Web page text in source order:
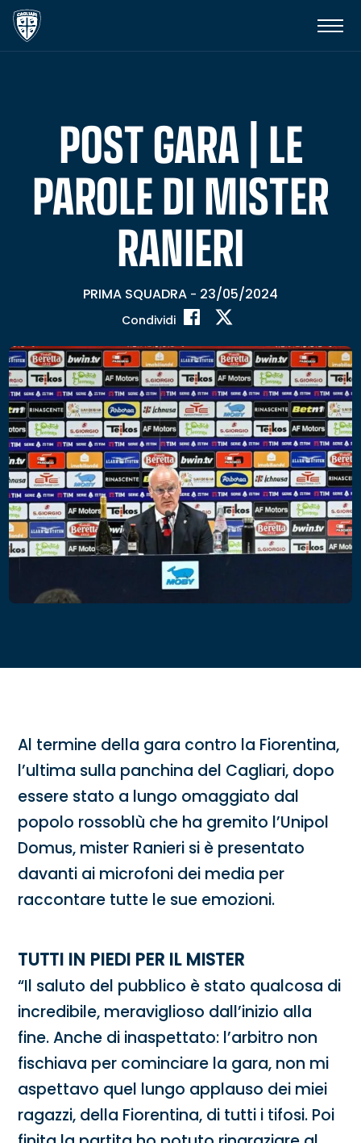
POST GARA | LE
PAROLE DI MISTER
RANIERI
PRIMA SQUADRA - 23/05/2024
Condividi
Al termine della gara contro la Fiorentina,
l’ultima sulla panchina del Cagliari, dopo
essere stato a lungo omaggiato dal
popolo rossoblù che ha gremito l’Unipol
Domus, mister Ranieri si è presentato
davanti ai microfoni dei media per
raccontare tutte le sue emozioni.
TUTTI IN PIEDI PER IL MISTER
“Il saluto del pubblico è stato qualcosa di
incredibile, meraviglioso dall’inizio alla
fine. Anche di inaspettato: l’arbitro non
fischiava per cominciare la gara, non mi
aspettavo quel lungo applauso dei miei
ragazzi, della Fiorentina, di tutti i tifosi. Poi